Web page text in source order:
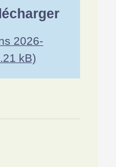
2026-
kB)